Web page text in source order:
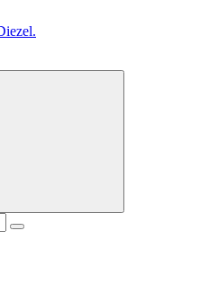
новинок популярных